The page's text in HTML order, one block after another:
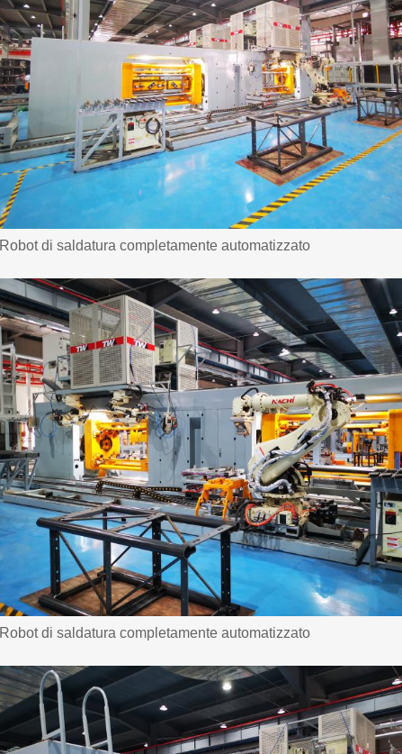
Robot di saldatura completamente automatizzato
Robot di saldatura completamente automatizzato